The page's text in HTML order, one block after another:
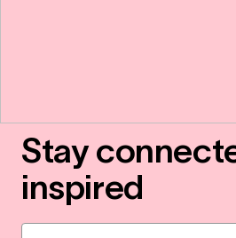
Stay
inspired
Email